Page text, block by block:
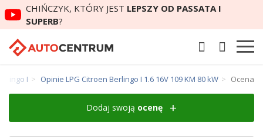
CHIŃCZYK, KTÓRY JEST LEPSZY OD PASSATA I
SUPERB?
I Opinie LPG Citroen Berlingo I 1.6 16V 109 KM 80 kW Ocena
Dodaj swoją ocenę